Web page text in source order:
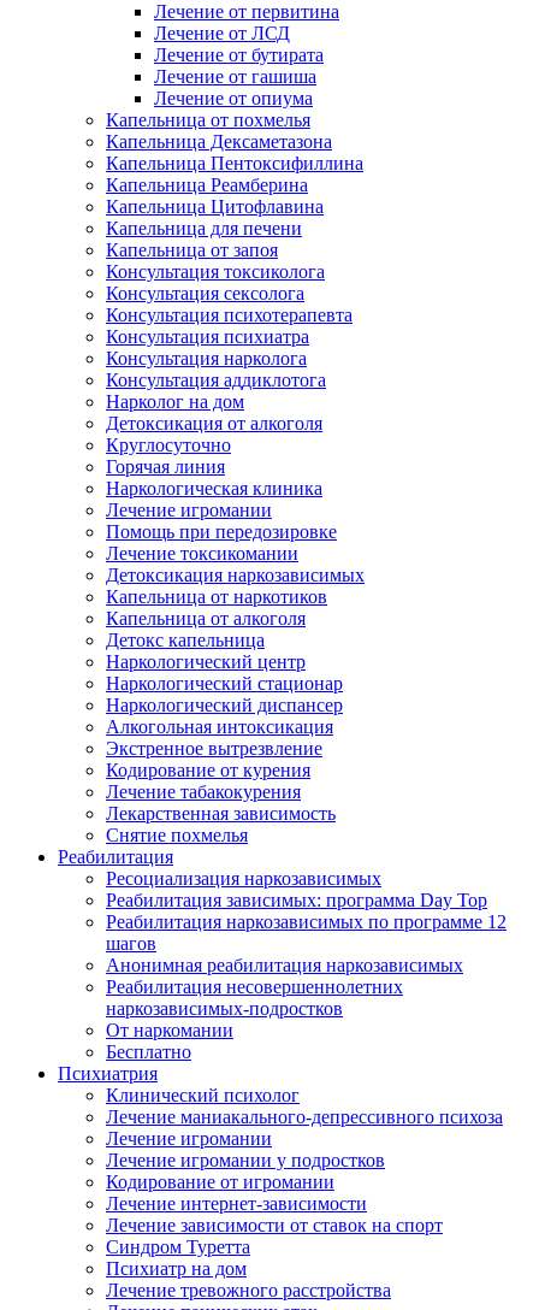
Лечение от первитина
Лечение от ЛСД
Лечение от бутирата
Лечение от гашиша
Лечение от опиума
Капельница от похмелья
Капельница Дексаметазона
Капельница Пентоксифиллина
Капельница Реамберина
Капельница Цитофлавина
Капельница для печени
Капельница от запоя
Консультация токсиколога
Консультация сексолога
Консультация психотерапевта
Консультация психиатра
Консультация нарколога
Консультация аддиклотога
Нарколог на дом
Детоксикация от алкоголя
Круглосуточно
Горячая линия
Наркологическая клиника
Лечение игромании
Помощь при передозировке
Лечение токсикомании
Детоксикация наркозависимых
Капельница от наркотиков
Капельница от алкоголя
Детокс капельница
Наркологический центр
Наркологический стационар
Наркологический диспансер
Алкогольная интоксикация
Экстренное вытрезвление
Кодирование от курения
Лечение табакокурения
Лекарственная зависимость
Снятие похмелья
Реабилитация
Ресоциализация наркозависимых
Реабилитация зависимых: программа Day Top
Реабилитация наркозависимых по программе 12
шагов
Анонимная реабилитация наркозависимых
Реабилитация несовершеннолетних
наркозависимых-подростков
От наркомании
Бесплатно
Психиатрия
Клинический психолог
Лечение маниакального-депрессивного психоза
Лечение игромании
Лечение игромании у подростков
Кодирование от игромании
Лечение интернет-зависимости
Лечение зависимости от ставок на спорт
Синдром Туретта
Психиатр на дом
Лечение тревожного расстройства